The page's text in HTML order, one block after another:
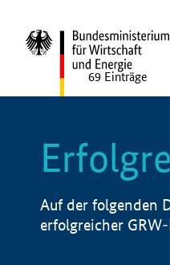
69 Einträge
Auf der folgenden
erfolgreicher